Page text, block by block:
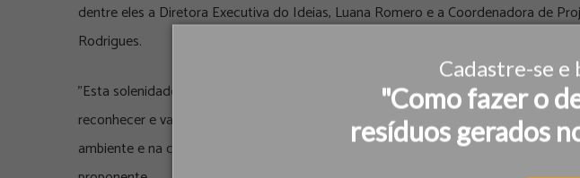
Cadastre-se e
"Como fazer o
resíduos gerados
dentre eles a Diretora Executiva do Ideias, Luana Romero e a Coordenadora de
Rodrigues.
"Esta solenidade é uma celebração de solidariedade e gratidão. É uma
reconhecer e valorizar esses trabalhadores incansáveis, que têm um impacto
ambiente e na construção de um mundo mais limpo e saudável para as gerações